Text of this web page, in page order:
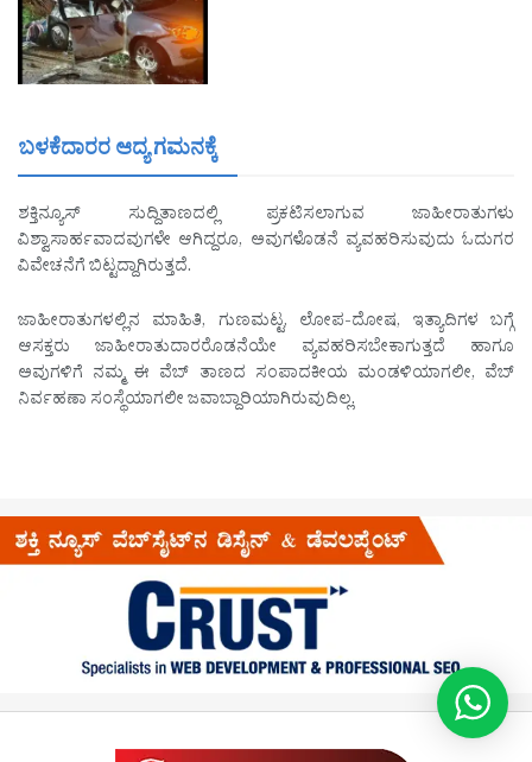
ಬಳಕೆದಾರರ ಆದ್ಯ ಗಮನಕ್ಕೆ
ಶಕ್ತಿನ್ಯೂಸ್ ಸುದ್ದಿತಾಣದಲ್ಲಿ ಪ್ರಕಟಿಸಲಾಗುವ ಜಾಹೀರಾತುಗಳು
ವಿಶ್ವಾಸಾರ್ಹವಾದವುಗಳೇ ಆಗಿದ್ದರೂ, ಅವುಗಳೊಡನೆ ವ್ಯವಹರಿಸುವುದು ಓದುಗರ
ವಿವೇಚನೆಗೆ ಬಿಟ್ಟದ್ದಾಗಿರುತ್ತದೆ.
ಜಾಹೀರಾತುಗಳಲ್ಲಿನ ಮಾಹಿತಿ, ಗುಣಮಟ್ಟ, ಲೋಪ-ದೋಷ, ಇತ್ಯಾದಿಗಳ ಬಗ್ಗೆ
ಆಸಕ್ತರು ಜಾಹೀರಾತುದಾರರೊಡನೆಯೇ ವ್ಯವಹರಿಸಬೇಕಾಗುತ್ತದೆ ಹಾಗೂ
ಅವುಗಳಿಗೆ ನಮ್ಮ ಈ ವೆಬ್ ತಾಣದ ಸಂಪಾದಕೀಯ ಮಂಡಳಿಯಾಗಲೀ, ವೆಬ್
ನಿರ್ವಹಣಾ ಸಂಸ್ಥೆಯಾಗಲೀ ಜವಾಬ್ದಾರಿಯಾಗಿರುವುದಿಲ್ಲ.